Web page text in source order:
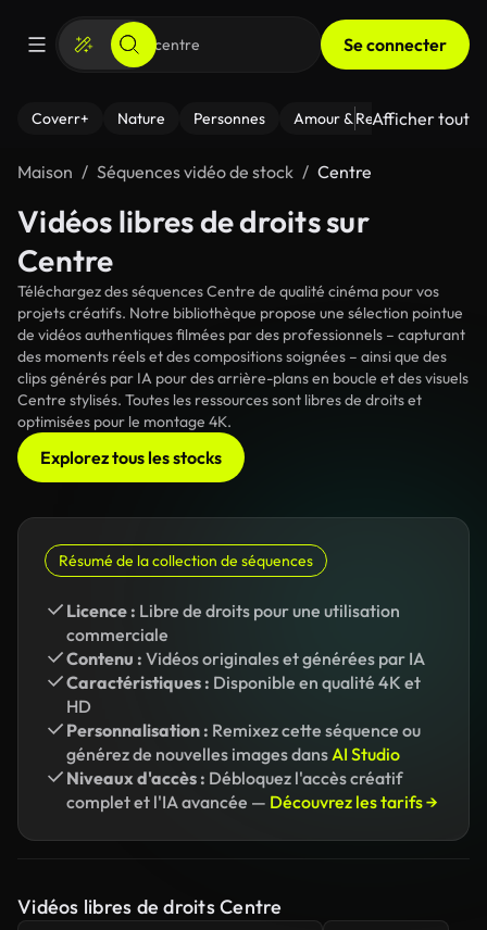
Se connecter
Coverr+ Nature Personnes Amour & Relations Le
Afficher tout
Maison Séquences vidéo de stock Centre
Vidéos libres de droits sur
Centre
Téléchargez des séquences Centre de qualité cinéma pour vos
projets créatifs. Notre bibliothèque propose une sélection pointue
de vidéos authentiques filmées par des professionnels – capturant
des moments réels et des compositions soignées – ainsi que des
clips générés par IA pour des arrière-plans en boucle et des visuels
Centre stylisés. Toutes les ressources sont libres de droits et
optimisées pour le montage 4K.
Explorez tous les stocks
Résumé de la collection de séquences
Licence : Libre de droits pour une utilisation
commerciale
Contenu : Vidéos originales et générées par IA
Caractéristiques : Disponible en qualité 4K et
HD
Personnalisation : Remixez cette séquence ou
générez de nouvelles images dansAI Studio
Niveaux d'accès : Débloquez l'accès créatif
complet et l'IA avancée — Découvrez les tarifs →
Vidéos libres de droits Centre